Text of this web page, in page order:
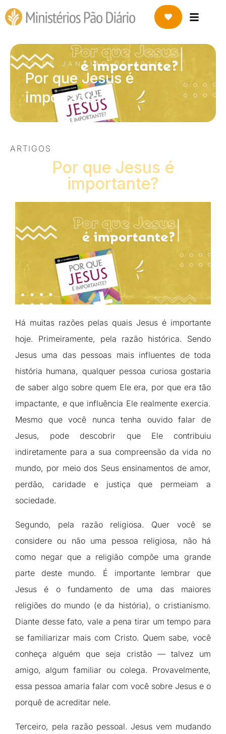
12 DE JANEIRO DE 2021
Por que Jesus é
importante?
ARTIGOS
Por que Jesus é
importante?
Há muitas razões pelas quais Jesus é importante
hoje. Primeiramente, pela razão histórica. Sendo
Jesus uma das pessoas mais influentes de toda
história humana, qualquer pessoa curiosa gostaria
de saber algo sobre quem Ele era, por que era tão
impactante, e que influência Ele realmente exercia.
Mesmo que você nunca tenha ouvido falar de
Jesus, pode descobrir que Ele contribuiu
indiretamente para a sua compreensão da vida no
mundo, por meio dos Seus ensinamentos de amor,
perdão, caridade e justiça que permeiam a
sociedade.
Segundo, pela razão religiosa. Quer você se
considere ou não uma pessoa religiosa, não há
como negar que a religião compõe uma grande
parte deste mundo. É importante lembrar que
Jesus é o fundamento de uma das maiores
religiões do mundo (e da história), o cristianismo.
Diante desse fato, vale a pena tirar um tempo para
se familiarizar mais com Cristo. Quem sabe, você
conheça alguém que seja cristão — talvez um
amigo, algum familiar ou colega. Provavelmente,
essa pessoa amaria falar com você sobre Jesus e o
porquê de acreditar nele.
Terceiro, pela razão pessoal. Jesus vem mudando